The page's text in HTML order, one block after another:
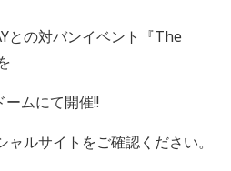
との対バンイベント『The
ームにて開催!!
ャルサイトをご確認ください。